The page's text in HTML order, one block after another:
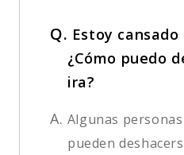
Q. Estoy
¿Cómo puedo
ira?
A. Algunas
pueden